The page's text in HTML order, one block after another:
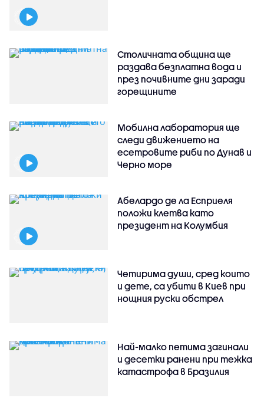
Столичната община ще
раздава безплатна вода и
през почивните дни заради
горещините
Мобилна лаборатория ще
следи движението на
есетровите риби по Дунав и
Черно море
Абелардо де ла Есприеля
положи клетва като
президент на Колумбия
Четирима души, сред които
и дете, са убити в Киев при
нощния руски обстрел
Най-малко петима загинали
и десетки ранени при тежка
катастрофа в Бразилия